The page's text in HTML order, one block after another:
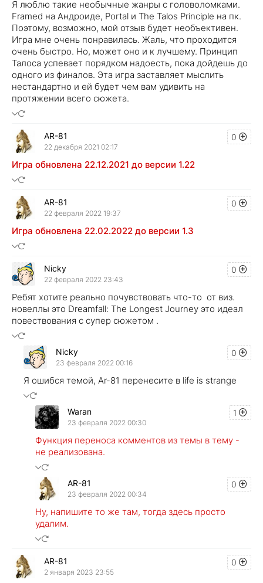
Я люблю такие необычные жанры с головоломками.
Framed на Андроиде, Portal и The Talos Principle на пк.
Поэтому, возможно, мой отзыв будет необъективен.
Игра мне очень понравилась. Жаль, что проходится
очень быстро. Но, может оно и к лучшему. Принцип
Талоса успевает порядком надоесть, пока дойдешь до
одного из финалов. Эта игра заставляет мыслить
нестандартно и ей будет чем вам удивить на
протяжении всего сюжета.
0
AR-81
22 декабря 2021 02:17
Игра обновлена 22.12.2021 до версии 1.22
0
AR-81
22 февраля 2022 19:37
Игра обновлена 22.02.2022 до версии 1.3
0
Nicky
22 февраля 2022 23:43
Ребят хотите реально почувствовать что-то от виз.
новеллы это Dreamfall: The Longest Journey это идеал
повествования с супер сюжетом .
0
Nicky
23 февраля 2022 00:16
Я ошибся темой, Ar-81 перенесите в life is strange
1
Waran
23 февраля 2022 00:30
Функция переноса комментов из темы в тему -
не реализована.
0
AR-81
23 февраля 2022 00:34
Ну, напишите то же там, тогда здесь просто
удалим.
0
AR-81
2 января 2023 23:55